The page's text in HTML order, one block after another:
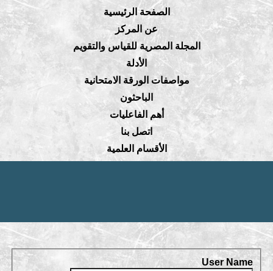
الصفحة الرئيسية
عن المركز
المجلة المصرية للقياس والتقويم
الأدلة
مواصفات الورقة الامتحانية
الباحثون
أهم الفاعليات
اتصل بنا
الأقسام العلمية
User Name